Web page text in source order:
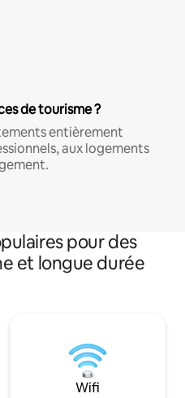
de tourisme ?
entièrement
aux logements
pour des
et longue durée
Wifi